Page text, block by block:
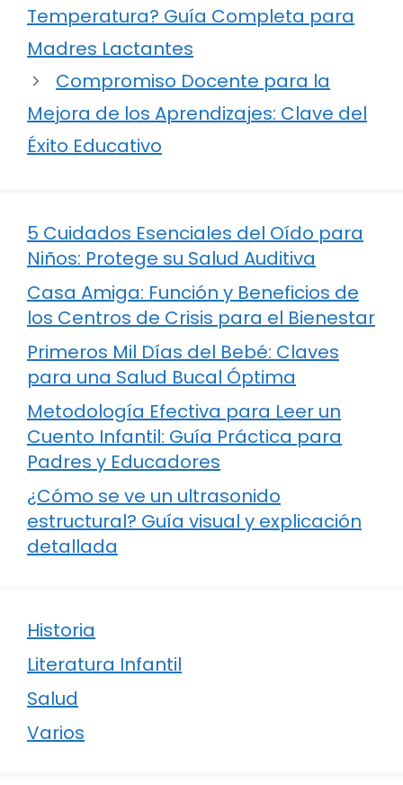
Temperatura? Guía Completa para
Madres Lactantes
Compromiso Docente para la
Mejora de los Aprendizajes: Clave del
Éxito Educativo
5 Cuidados Esenciales del Oído para
Niños: Protege su Salud Auditiva
Casa Amiga: Función y Beneficios de
los Centros de Crisis para el Bienestar
Primeros Mil Días del Bebé: Claves
para una Salud Bucal Óptima
Metodología Efectiva para Leer un
Cuento Infantil: Guía Práctica para
Padres y Educadores
¿Cómo se ve un ultrasonido
estructural? Guía visual y explicación
detallada
Historia
Literatura Infantil
Salud
Varios